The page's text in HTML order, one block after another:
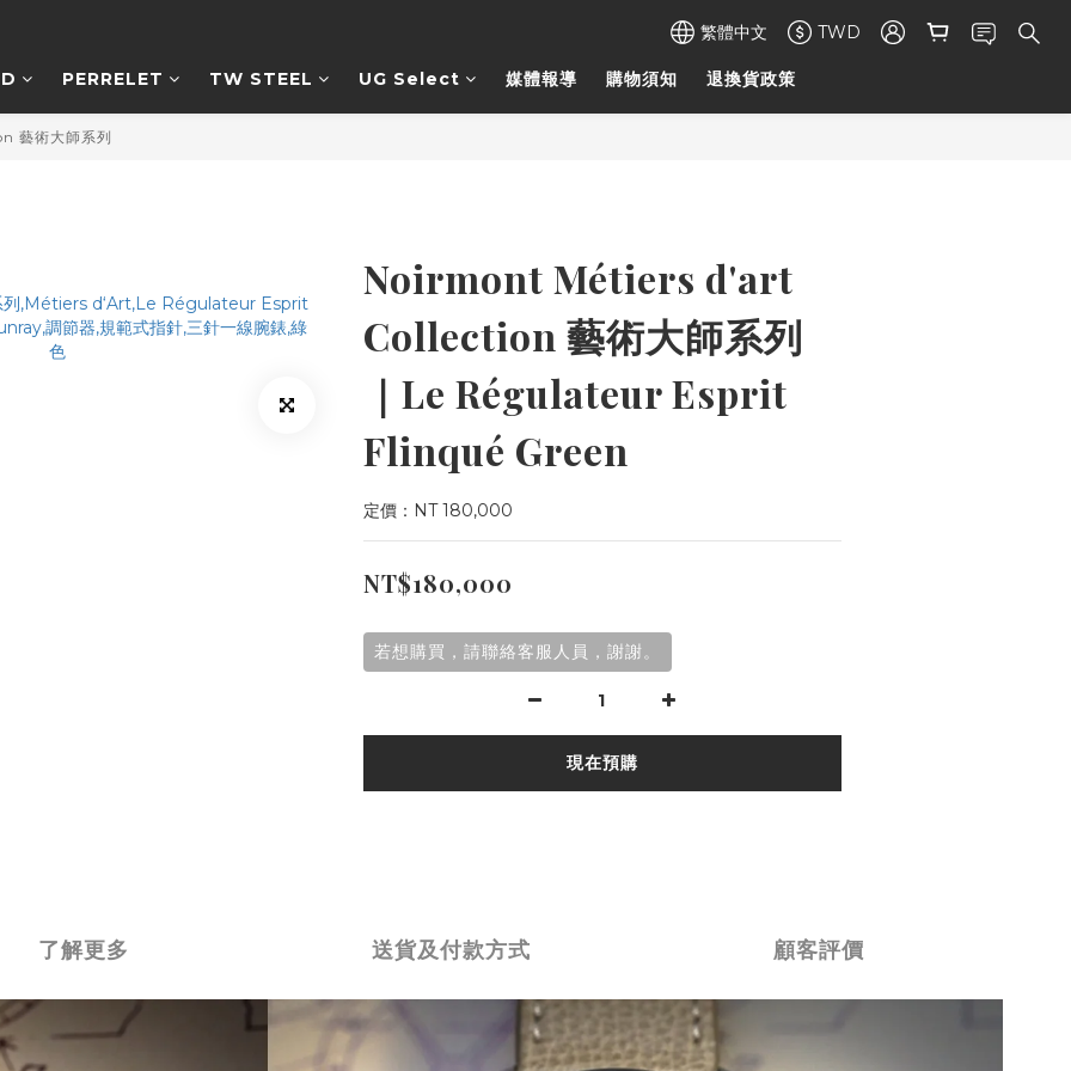
繁體中文 TWD
PERRELET TW STEEL UG Select 媒體報導 購物須知 退換貨政策
術大師系列
Noirmont Métiers d'art
Collection 藝術大師系列
｜Le Régulateur Esprit
Flinqué Green
定價：NT 180,000
NT$180,000
若想購買，請聯絡客服人員，謝謝。
現在預購
了解更多 送貨及付款方式 顧客評價